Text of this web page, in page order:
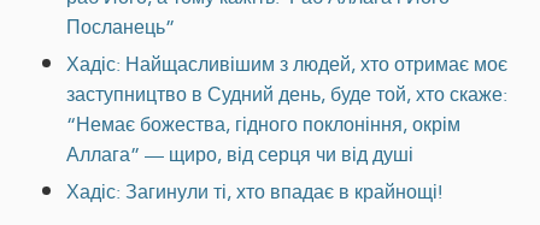
Посланець”
Хадіс: Найщасливішим з людей, хто отримає моє
заступництво в Судний день, буде той, хто скаже:
“Немає божества, гідного поклоніння, окрім
Аллага” — щиро, від серця чи від душі
Хадіс: Загинули ті, хто впадає в крайнощі!